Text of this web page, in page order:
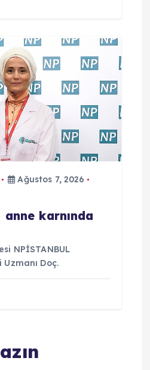
Ağustos 7, 2026
anne karnında
NPİSTANBUL
Doç.